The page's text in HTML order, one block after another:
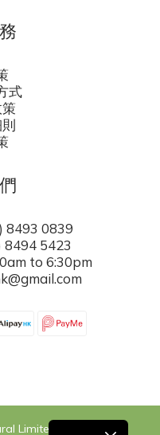
式
8493 0839
5423
to 6:30pm
Limited